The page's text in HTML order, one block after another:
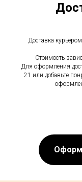
Доставка
Стоимость
Для оформления
21 или добавьте